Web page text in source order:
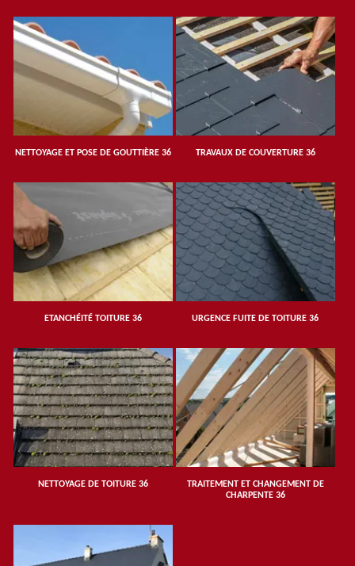
NETTOYAGE ET POSE DE GOUTTIÈRE 36 TRAVAUX DE COUVERTURE 36
ETANCHÉITÉ TOITURE 36 URGENCE FUITE DE TOITURE 36
NETTOYAGE DE TOITURE 36
TRAITEMENT ET CHANGEMENT DE
CHARPENTE 36